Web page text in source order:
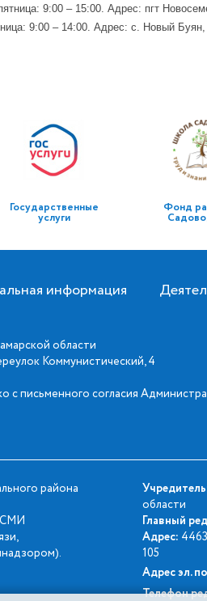
9:00 – 15:00. Адрес: пгт
9:00 – 14:00. Адрес: с. Новый Буян,
Государственные
услуги
Фонд
информация
области
Коммунистический, 4
письменного согласия
района
СМИ
области
Главный
Адрес:
105
Адрес эл.
Телефон